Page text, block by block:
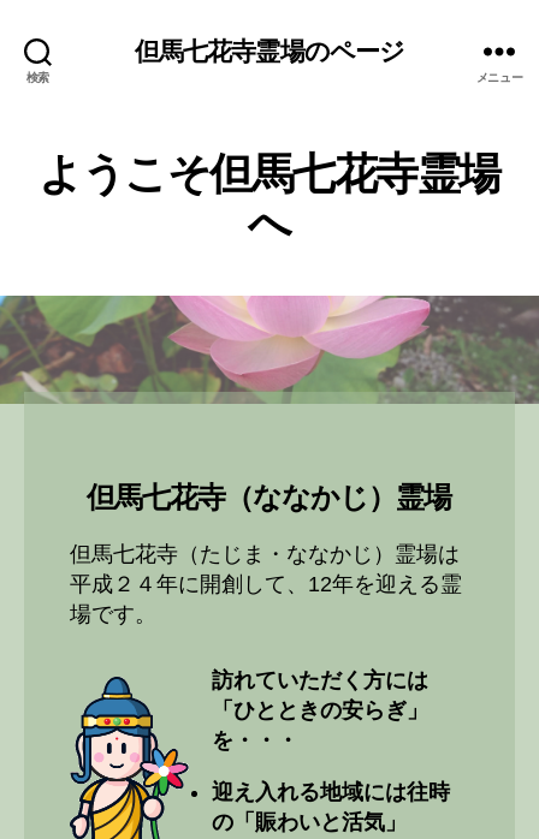
検索
但馬七花寺霊場のページ
メニュー
ようこそ但馬七花寺霊場
へ
但馬七花寺（ななかじ）霊場
但馬七花寺（たじま・ななかじ）霊場は
平成２４年に開創して、12年を迎える霊
場です。
訪れていただく方には
「ひとときの安らぎ」
を・・・
迎え入れる地域には往時
の「賑わいと活気」